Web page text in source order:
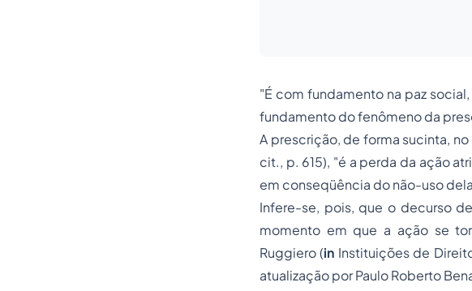
"É com fundamento na paz
fundamento do fenômeno da
A prescrição, de forma sucinta,
cit., p. 615), "é a perda da ação
em conseqüência do não-uso
Infere-se, pois, que o decurso
momento em que a ação se
Ruggiero (in Instituições de
atualização por Paulo Roberto